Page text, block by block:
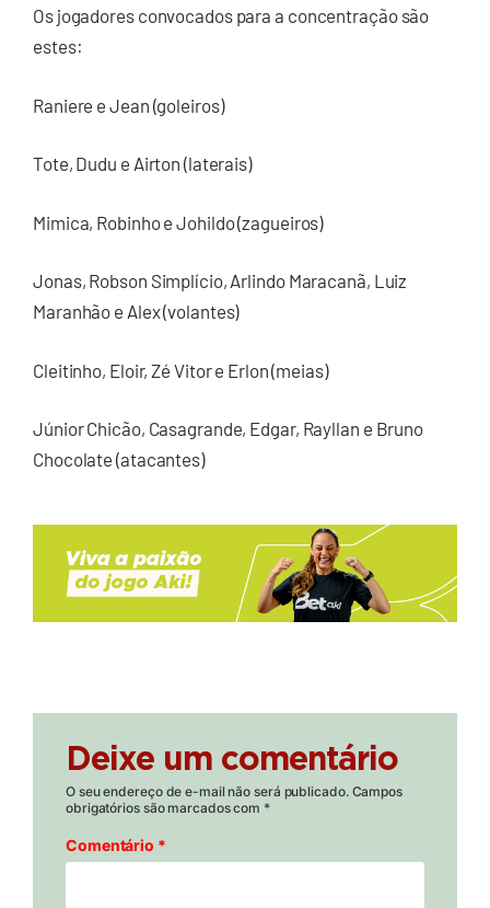
Os jogadores convocados para a concentração são
estes:
Raniere e Jean (goleiros)
Tote, Dudu e Airton (laterais)
Mimica, Robinho e Johildo (zagueiros)
Jonas, Robson Simplício, Arlindo Maracanã, Luiz
Maranhão e Alex (volantes)
Cleitinho, Eloir, Zé Vitor e Erlon (meias)
Júnior Chicão, Casagrande, Edgar, Rayllan e Bruno
Chocolate (atacantes)
Deixe um comentário
O seu endereço de e-mail não será publicado. Campos
obrigatórios são marcados com *
Comentário *